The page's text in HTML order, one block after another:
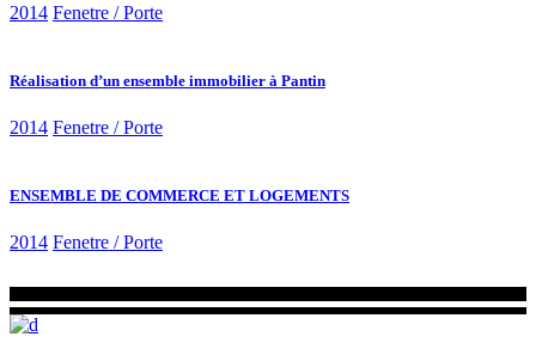
2014 Fenetre / Porte
Réalisation d’un ensemble immobilier à Pantin
2014 Fenetre / Porte
ENSEMBLE DE COMMERCE ET LOGEMENTS
2014 Fenetre / Porte